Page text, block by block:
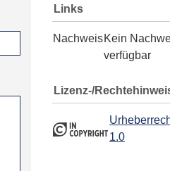
Links
NachweisKein
verfügbar
Lizenz-/
1.0